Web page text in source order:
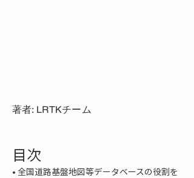
著者: LRTKチーム
目次
• 全国道路基盤地図等データベースの役割を